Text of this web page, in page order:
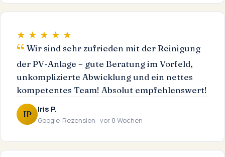
★ ★ ★ ★ ★
Wir sind sehr zufrieden mit der Reinigung
der PV-Anlage – gute Beratung im Vorfeld,
unkomplizierte Abwicklung und ein nettes
kompetentes Team! Absolut empfehlenswert!
IP Iris P.
Google-Rezension · vor 8 Wochen